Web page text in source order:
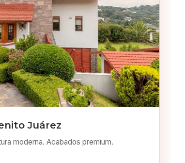
Juárez
moderna. Acabados premium.